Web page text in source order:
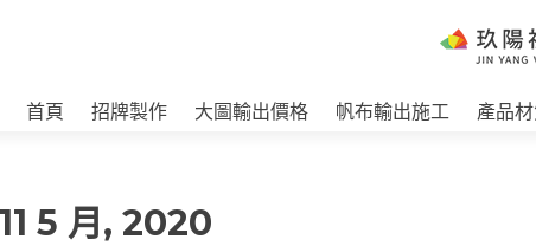
首頁 招牌製作 大圖輸出價格 帆布輸出施工 產品
11 5 月, 2020